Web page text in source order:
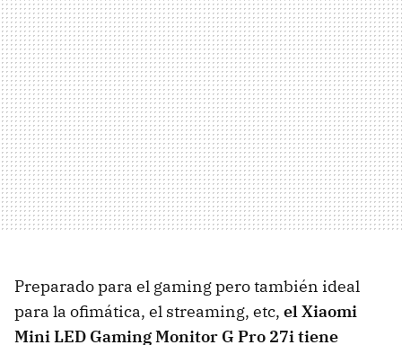
Preparado para el gaming pero también ideal
para la ofimática, el streaming, etc, el Xiaomi
Mini LED Gaming Monitor G Pro 27i tiene